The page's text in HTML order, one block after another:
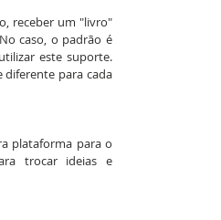
receber um "livro"
caso, o padrão é
este suporte.
diferente para cada
plataforma para o
trocar ideias e